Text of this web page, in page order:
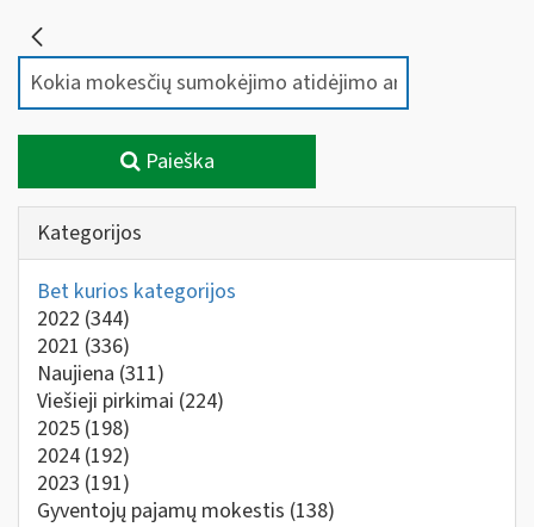
Paieška
Kategorijos
Bet kurios kategorijos
2022 (344)
2021 (336)
Naujiena (311)
Viešieji pirkimai (224)
2025 (198)
2024 (192)
2023 (191)
Gyventojų pajamų mokestis (138)